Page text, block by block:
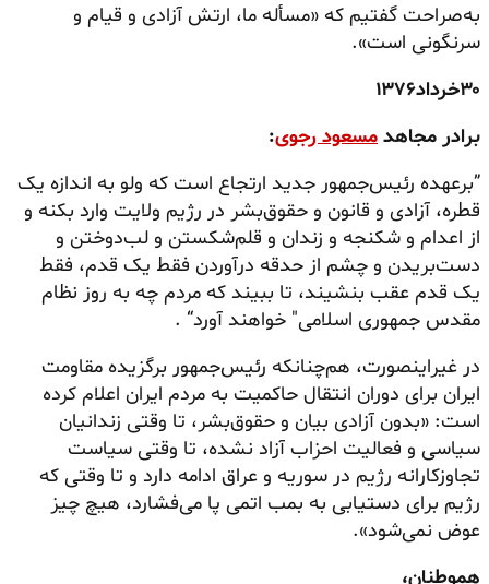
به‌صراحت گفتیم که «مسأله ما، ارتش آزادی و قیام و
سرنگونی است».
۳۰خرداد۱۳۷۶
برادر مجاهد مسعود رجوی:
”برعهده رئیس‌جمهور جدید ارتجاع است که ولو به اندازه یک
قطره، آزادی و قانون و حقوق‌بشر در رژیم ولایت وارد بکنه و
از اعدام و شکنجه و زندان و قلم‌شکستن و لب‌دوختن و
دست‌بریدن و چشم از حدقه درآوردن فقط یک قدم، فقط
یک قدم عقب بنشیند، تا ببیند که مردم چه به روز نظام
مقدس جمهوری اسلامی" خواهند آورد“ .
در غیراینصورت، هم‌چنانکه رئیس‌جمهور برگزیده مقاومت
ایران برای دوران انتقال حاکمیت به مردم ایران اعلام کرده
است: «بدون آزادی بیان و حقوق‌بشر، تا وقتی زندانیان
سیاسی و فعالیت احزاب آزاد نشده، تا وقتی سیاست
تجاوزکارانه رژیم در سوریه و عراق ادامه دارد و تا وقتی که
رژیم برای دستیابی به بمب اتمی پا می‌فشارد، هیچ چیز
عوض نمی‌شود».
هموطنان،